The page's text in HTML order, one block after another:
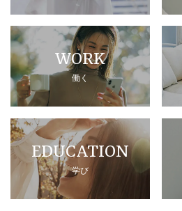
WORK
働く
EDUCATION
学び